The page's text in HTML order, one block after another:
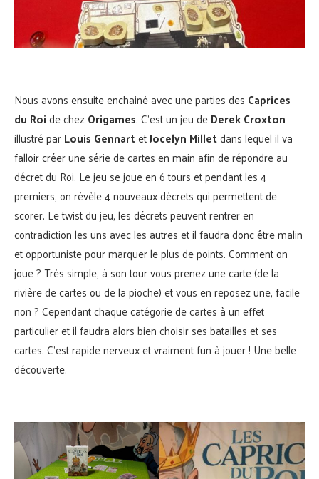
Nous avons ensuite enchainé avec une parties des Caprices
du Roide chezOrigames. C’est un jeu deDerek Croxton
illustré parLouis GennartetJocelyn Milletdans lequel il va
falloir créer une série de cartes en main afin de répondre au
décret du Roi. Le jeu se joue en 6 tours et pendant les 4
premiers, on révèle 4 nouveaux décrets qui permettent de
scorer. Le twist du jeu, les décrets peuvent rentrer en
contradiction les uns avec les autres et il faudra donc être malin
et opportuniste pour marquer le plus de points. Comment on
joue ? Très simple, à son tour vous prenez une carte (de la
rivière de cartes ou de la pioche) et vous en reposez une, facile
non ? Cependant chaque catégorie de cartes à un effet
particulier et il faudra alors bien choisir ses batailles et ses
cartes. C’est rapide nerveux et vraiment fun à jouer ! Une belle
découverte.